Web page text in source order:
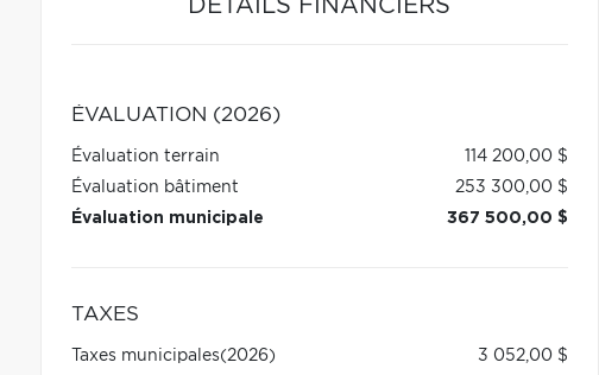
DÉTAILS FINANCIERS
ÉVALUATION (2026)
Évaluation terrain
114 200,00 $
Évaluation bâtiment
253 300,00 $
Évaluation municipale
367 500,00 $
TAXES
Taxes municipales(2026)
3 052,00 $